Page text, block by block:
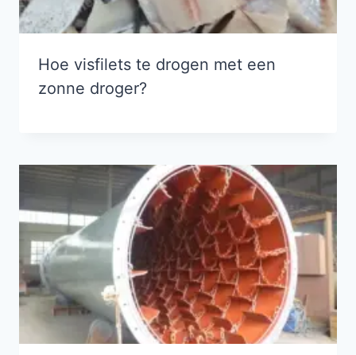
Hoe visfilets te drogen met een
zonne droger?